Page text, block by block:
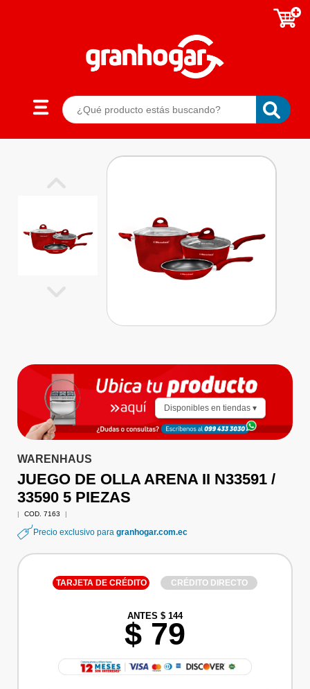
Disponibles en tiendas ▾
WARENHAUS
JUEGO DE OLLA ARENA II N33591 /
33590 5 PIEZAS
| COD. 7163 |
Precio exclusivo para granhogar.com.ec
TARJETA DE CRÉDITO CRÉDITO DIRECTO
ANTES $ 144
$ 79